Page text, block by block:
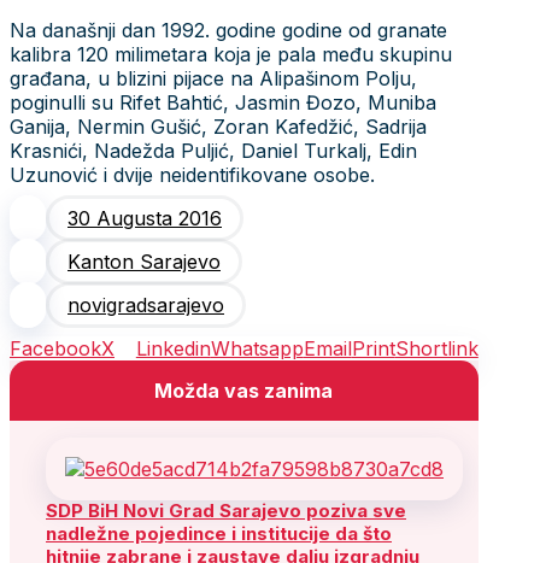
Na današnji dan 1992. godine godine od granate
kalibra 120 milimetara koja je pala među skupinu
građana, u blizini pijace na Alipašinom Polju,
poginulli su Rifet Bahtić, Jasmin Đozo, Muniba
Ganija, Nermin Gušić, Zoran Kafedžić, Sadrija
Krasnići, Nadežda Puljić, Daniel Turkalj, Edin
Uzunović i dvije neidentifikovane osobe.
30 Augusta 2016
Kanton Sarajevo
novigradsarajevo
FacebookX LinkedinWhatsappEmailPrintShortlink
Možda vas zanima
SDP BiH Novi Grad Sarajevo poziva sve
nadležne pojedince i institucije da što
hitnije zabrane i zaustave dalju izgradnju